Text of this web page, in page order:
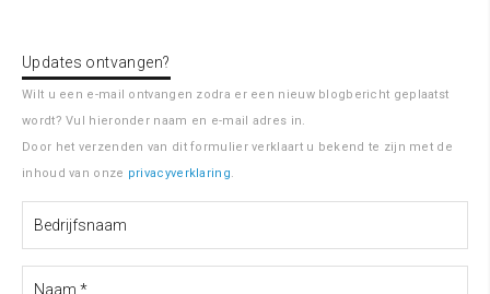
Updates ontvangen?
Wilt u een e-mail ontvangen zodra er een nieuw blogbericht geplaatst
wordt? Vul hieronder naam en e-mail adres in.
Door het verzenden van dit formulier verklaart u bekend te zijn met de
inhoud van onze privacyverklaring.